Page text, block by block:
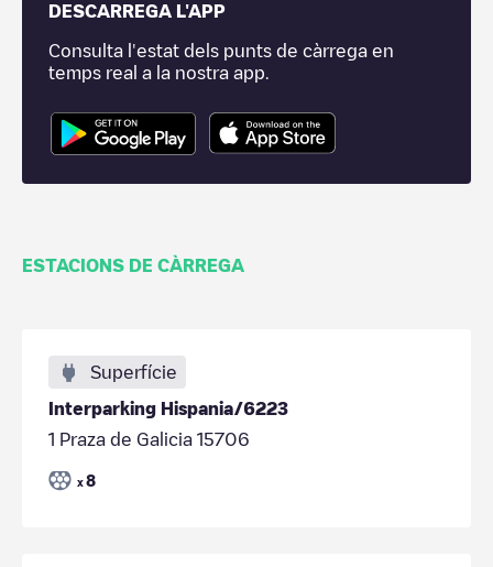
DESCARREGA L'APP
Consulta l'estat dels punts de càrrega en
temps real a la nostra app.
ESTACIONS DE CÀRREGA
Superfície
Interparking Hispania/6223
1 Praza de Galicia 15706
x 8